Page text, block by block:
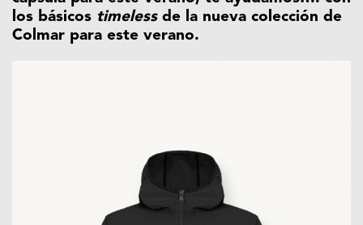
los básicos timelessde la nueva colección de
Colmar para este verano.